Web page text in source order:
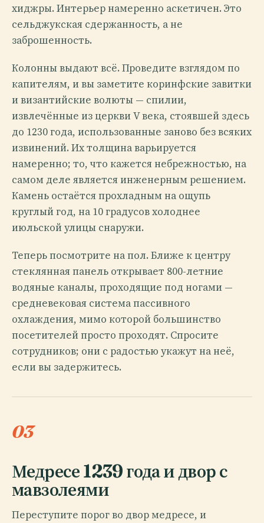
хиджры. Интерьер намеренно аскетичен. Это
сельджукская сдержанность, а не
заброшенность.
Колонны выдают всё. Проведите взглядом по
капителям, и вы заметите коринфские завитки
и византийские волюты — спилии,
извлечённые из церкви V века, стоявшей здесь
до 1230 года, использованные заново без всяких
извинений. Их толщина варьируется
намеренно; то, что кажется небрежностью, на
самом деле является инженерным решением.
Камень остаётся прохладным на ощупь
круглый год, на 10 градусов холоднее
июльской улицы снаружи.
Теперь посмотрите на пол. Ближе к центру
стеклянная панель открывает 800-летние
водяные каналы, проходящие под ногами —
средневековая система пассивного
охлаждения, мимо которой большинство
посетителей просто проходят. Спросите
сотрудников; они с радостью укажут на неё,
если вы задержитесь.
03
Медресе 1239 года и двор с
мавзолеями
Переступите порог во двор медресе, и